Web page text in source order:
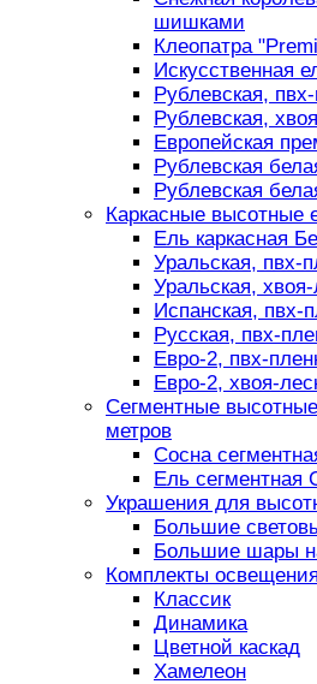
шишками
Клеопатра
Искусственная
Рублевская,
Рублевская,
Европейская
Рублевская
Рублевская
Каркасные высотные
Ель каркасная
Уральская, пвх-
Уральская, хвоя-
Испанская, пвх-
Русская, пвх-
Евро-2, пвх-
Евро-2, хвоя-
Сегментные
метров
Сосна
Ель сегментная
Украшения для
Большие
Большие шары
Комплекты
Классик
Динамика
Цветной каскад
Хамелеон